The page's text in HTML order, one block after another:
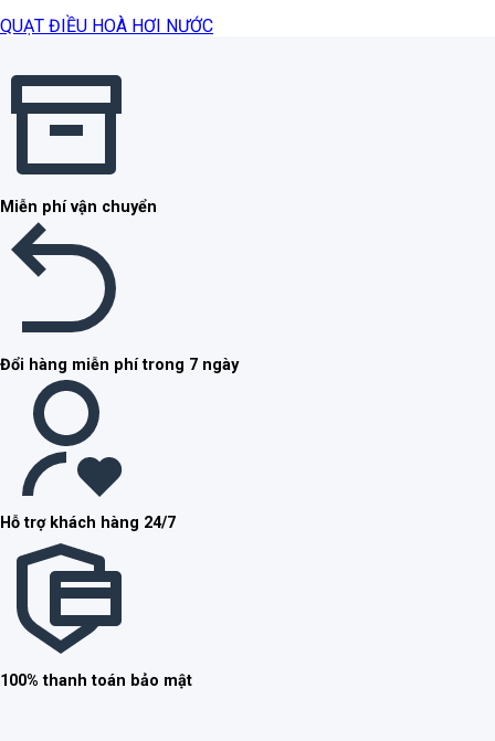
QUẠT ĐIỀU HOÀ HƠI NƯỚC
Miễn phí vận chuyển
Đổi hàng miễn phí trong 7 ngày
Hỗ trợ khách hàng 24/7
100% thanh toán bảo mật